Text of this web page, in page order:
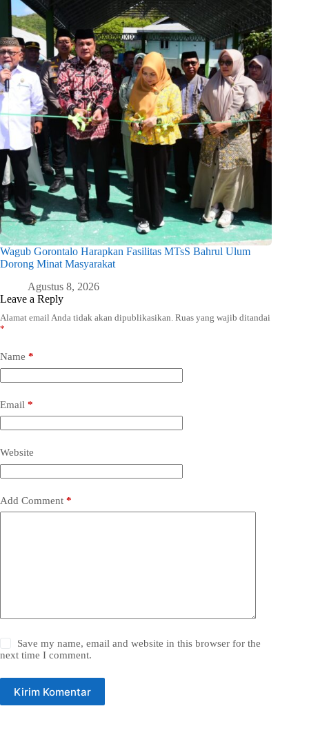
Wagub Gorontalo Harapkan Fasilitas MTsS Bahrul Ulum
Dorong Minat Masyarakat
Agustus 8, 2026
Leave a Reply
Alamat email Anda tidak akan dipublikasikan. Ruas yang wajib ditandai
*
Name *
Email *
Website
Add Comment *
Save my name, email and website in this browser for the
next time I comment.
Kirim Komentar